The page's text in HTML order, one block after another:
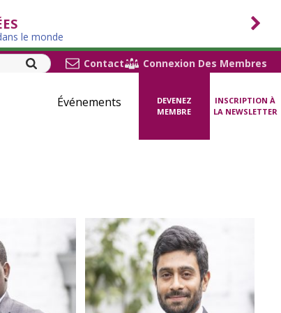
le monde
Contact Connexion Des Membres
Événements
DEVENEZ
MEMBRE
INSCRIPTION À
LA NEWSLETTER
Njuguna
des politiques
Santosh P. Kumar
Directeur legal